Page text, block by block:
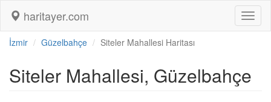
haritayer.com
İzmir Güzelbahçe Siteler Mahallesi Haritası
Siteler Mahallesi, Güzelbahçe